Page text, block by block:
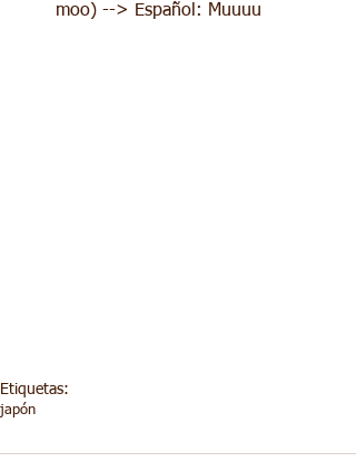
moo) --> Español: Muuuu
Etiquetas:
japón